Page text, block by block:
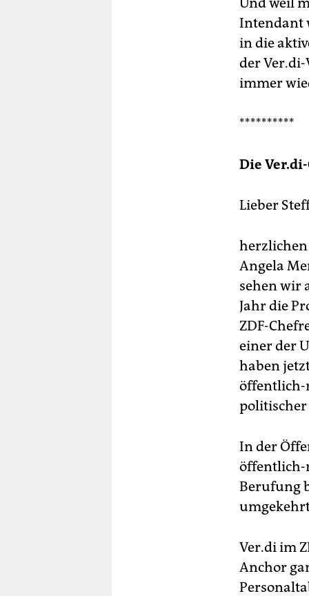
Intendant
in die
der
immer
**********
Die
Lieber
herzlichen
Angela
sehen wir
Jahr die
ZDF-
einer der
haben
öffentlich-
politischer
In der
öffentlich-
Berufung
Ver.di im
Anchor